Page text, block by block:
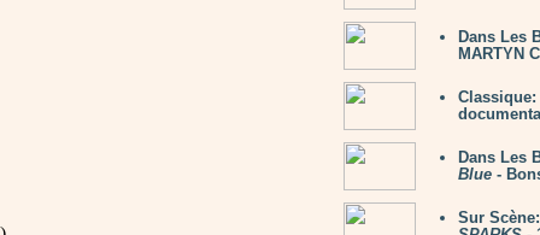
Dans Les
MARTYN
Dans Les
Blue -
Sur